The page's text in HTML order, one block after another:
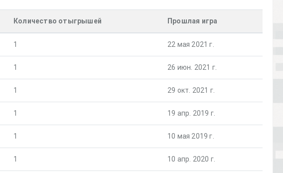
Количество отыгрышей Прошлая игра
1 22 мая 2021 г.
1 26 июн. 2021 г.
1 29 окт. 2021 г.
1 19 апр. 2019 г.
1 10 мая 2019 г.
1 10 апр. 2020 г.